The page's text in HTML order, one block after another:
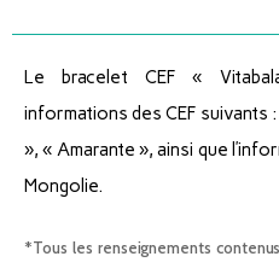
Le bracelet CEF «
informations des CEF suivants
», « Amarante », ainsi que
Mongolie.
*Tous les renseignements